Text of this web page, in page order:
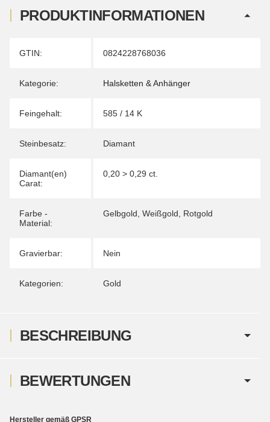
PRODUKTINFORMATIONEN
Produkteigenschaft
Wert
GTIN: 0824228768036
Kategorie: Halsketten & Anhänger
Feingehalt: 585 / 14 K
Steinbesatz: Diamant
Diamant(en)
Carat:
0,20 > 0,29 ct.
Farbe -
Material:
Gelbgold Weißgold Rotgold
Gravierbar: Nein
Kategorien: Gold
BESCHREIBUNG
BEWERTUNGEN
Hersteller gemäß GPSR